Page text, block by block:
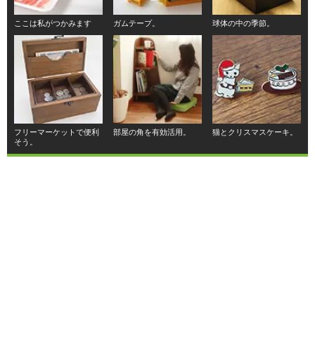
ここは私がつかみます ガムテープ。 球体の中の季節。
フリーマーケットで便利
そう。
部屋の角を有効活用。 猫とクリスマスケーキ。